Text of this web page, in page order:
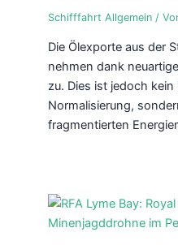
Schifffahrt Allgemein/
Die Ölexporte aus der
nehmen dank
zu. Dies ist jedoch kein
Normalisierung,
fragmentierten